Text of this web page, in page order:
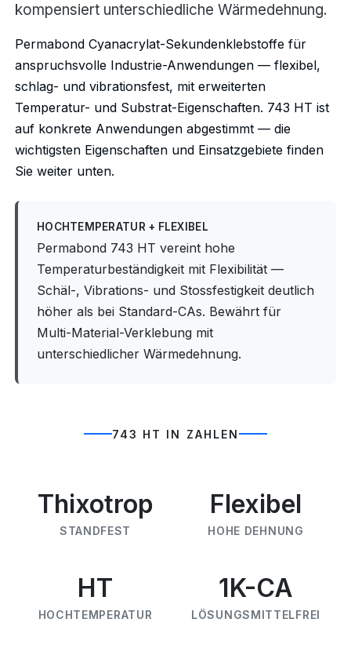
kompensiert unterschiedliche Wärmedehnung.
Permabond Cyanacrylat-Sekundenklebstoffe für
anspruchsvolle Industrie-Anwendungen — flexibel,
schlag- und vibrationsfest, mit erweiterten
Temperatur- und Substrat-Eigenschaften. 743 HT ist
auf konkrete Anwendungen abgestimmt — die
wichtigsten Eigenschaften und Einsatzgebiete finden
Sie weiter unten.
HOCHTEMPERATUR + FLEXIBEL
Permabond 743 HT vereint hohe
Temperaturbeständigkeit mit Flexibilität —
Schäl-, Vibrations- und Stossfestigkeit deutlich
höher als bei Standard-CAs. Bewährt für
Multi-Material-Verklebung mit
unterschiedlicher Wärmedehnung.
743 HT IN ZAHLEN
Thixotrop
STANDFEST
Flexibel
HOHE DEHNUNG
HT
HOCHTEMPERATUR
1K-CA
LÖSUNGSMITTELFREI